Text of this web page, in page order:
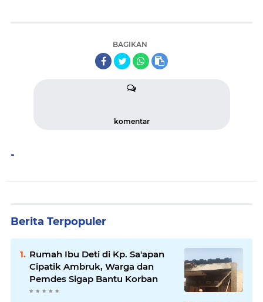
BAGIKAN
komentar
-
Berita Terpopuler
Rumah Ibu Deti di Kp. Sa'apan
Cipatik Ambruk, Warga dan
Pemdes Sigap Bantu Korban